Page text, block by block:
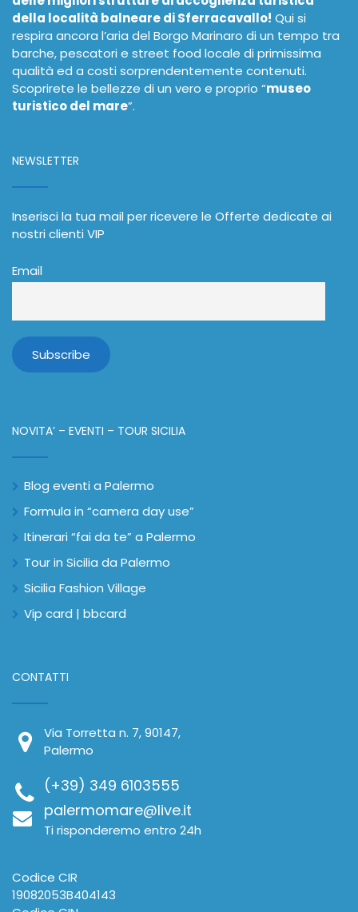
della località balneare di Sferracavallo! Qui si
respira ancora l’aria del Borgo Marinaro di un tempo tra
barche, pescatori e street food locale di primissima
qualità ed a costi sorprendentemente contenuti.
Scoprirete le bellezze di un vero e proprio “museo
turistico del mare”.
NEWSLETTER
Inserisci la tua mail per ricevere le Offerte dedicate ai
nostri clienti VIP
Email
NOVITA’ – EVENTI – TOUR SICILIA
Blog eventi a Palermo
Formula in “camera day use”
Itinerari “fai da te” a Palermo
Tour in Sicilia da Palermo
Sicilia Fashion Village
Vip card | bbcard
CONTATTI
Via Torretta n. 7, 90147,
Palermo
(+39) 349 6103555
palermomare@live.it
Ti risponderemo entro 24h
Codice CIR
19082053B404143